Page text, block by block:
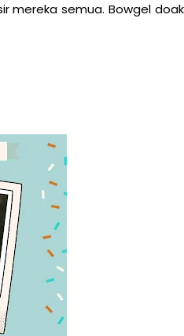
mereka semua. Bowgel